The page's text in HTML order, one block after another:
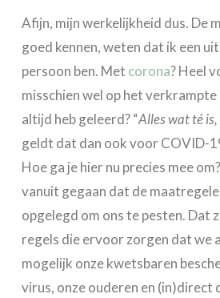
Afijn, mijn werkelijkheid dus. De
goed kennen, weten dat ik een
persoon ben. Met corona? Heel
misschien wel op het verkrampte
altijd heb geleerd? “Alles wat té
geldt dat dan ook voor COVID-
Hoe ga je hier nu precies mee
vanuit gegaan dat de
opgelegd om ons te pesten. Dat
regels die ervoor zorgen dat we
mogelijk onze kwetsbaren
virus, onze ouderen en (in)direct